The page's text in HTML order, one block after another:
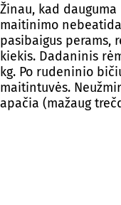
Žinau, kad
maitinimo
pasibaigus perams,
kiekis. Dadaninis
kg. Po rudeninio
maitintuvės.
apačia (mažaug